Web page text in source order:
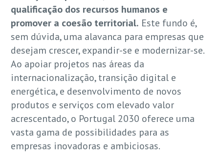
qualificação dos recursos humanos e
promover a coesão territorial. Este fundo é,
sem dúvida, uma alavanca para empresas que
desejam crescer, expandir-se e modernizar-se.
Ao apoiar projetos nas áreas da
internacionalização, transição digital e
energética, e desenvolvimento de novos
produtos e serviços com elevado valor
acrescentado, o Portugal 2030 oferece uma
vasta gama de possibilidades para as
empresas inovadoras e ambiciosas.